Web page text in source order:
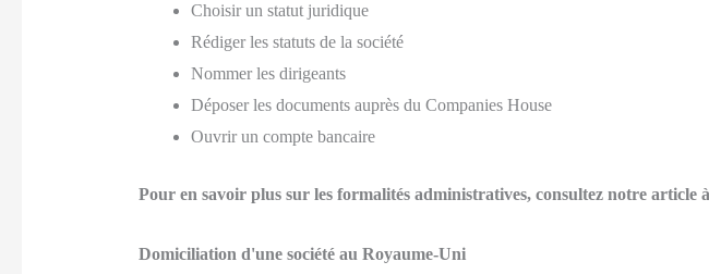
Choisir un statut juridique
Rédiger les statuts de la société
Nommer les dirigeants
Déposer les documents auprès du Companies House
Ouvrir un compte bancaire
Pour en savoir plus sur les formalités administratives, consultez notre article
Domiciliation d'une société au Royaume-Uni